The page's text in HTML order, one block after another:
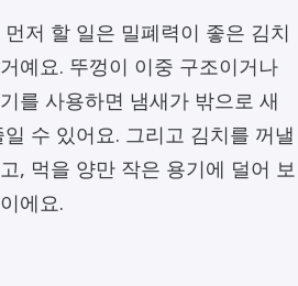
저 할 일은 밀폐력이 좋은 김치
예요. 뚜껑이 이중 구조이거나
를 사용하면 냄새가 밖으로 새
수 있어요. 그리고 김치를 꺼낼
, 먹을 양만 작은 용기에 덜어 보
에요.